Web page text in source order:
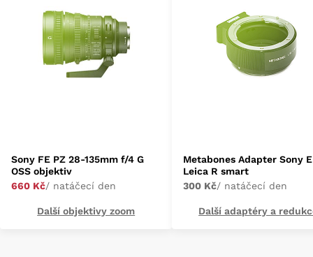
Sony FE PZ 28-135mm f/4 G
OSS objektiv
660 Kč/ natáčecí den
Další objektivy zoom
Metabones Adapter Sony
Leica R smart
300 Kč/ natáčecí den
Další adaptéry a